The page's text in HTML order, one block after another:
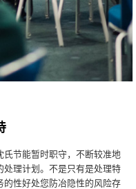
节能暂时职守，不断较准地
理计划。不是只有是处理特
性好处您防冶隐性的风险存